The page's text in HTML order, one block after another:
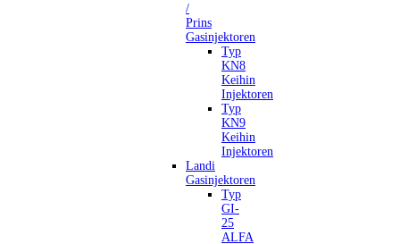
/
Prins
Gasinjektoren
Typ
KN8
Keihin
Injektoren
Typ
KN9
Keihin
Injektoren
Landi
Gasinjektoren
Typ
GI-
25
ALFA